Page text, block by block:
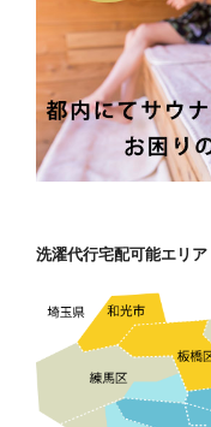
洗濯代行宅配可能エリア